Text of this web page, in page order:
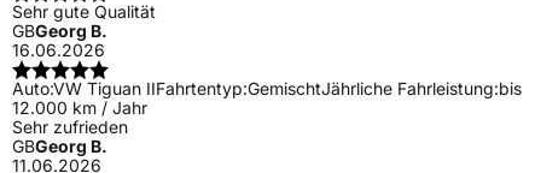
Sehr gute Qualität
GBGeorg B.
16.06.2026
Auto:VW Tiguan IIFahrtentyp:GemischtJährliche Fahrleistung:bis
12.000 km / Jahr
Sehr zufrieden
GBGeorg B.
11.06.2026